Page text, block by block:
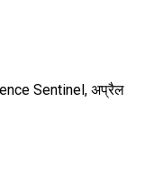
Sentinel, अप्रैल